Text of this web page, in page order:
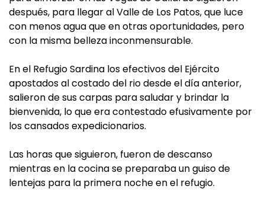
después, para llegar al Valle de Los Patos, que luce
con menos agua que en otras oportunidades, pero
con la misma belleza inconmensurable.
En el Refugio Sardina los efectivos del Ejército
apostados al costado del rio desde el día anterior,
salieron de sus carpas para saludar y brindar la
bienvenida, lo que era contestado efusivamente por
los cansados expedicionarios.
Las horas que siguieron, fueron de descanso
mientras en la cocina se preparaba un guiso de
lentejas para la primera noche en el refugio.